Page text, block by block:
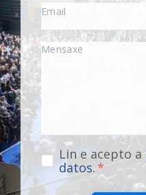
Lin e acepto a
datos.